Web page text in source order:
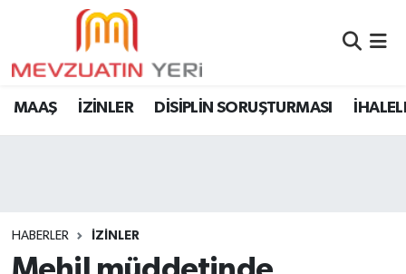
MAAŞ İZİNLER DİSİPLİN SORUŞTURMASI
HABERLER İZİNLER